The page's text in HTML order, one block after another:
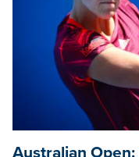
Australian